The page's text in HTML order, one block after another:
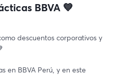
BBVA 💙
descuentos corporativos y
en BBVA Perú, y en este